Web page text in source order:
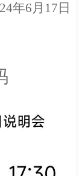
年6月 17 日